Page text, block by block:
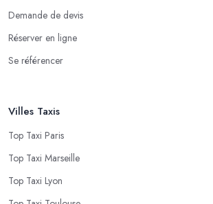
Demande de devis
Réserver en ligne
Se référencer
Villes Taxis
Top Taxi Paris
Top Taxi Marseille
Top Taxi Lyon